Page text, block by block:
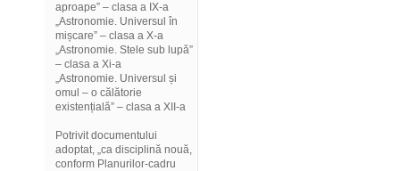
aproape” – clasa a IX-a
„Astronomie. Universul în
mișcare” – clasa a X-a
„Astronomie. Stele sub lupă”
– clasa a Xi-a
„Astronomie. Universul și
omul – o călătorie
existențială” – clasa a XII-a
Potrivit documentului
adoptat, „ca disciplină nouă,
conform Planurilor-cadru